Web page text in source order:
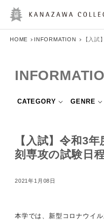
HOME INFORMATION 【入試】
CATEGORY GENRE
【入試】令和3
刻専攻の試験日
2021年1月08日
本学では、新型コロナウイ